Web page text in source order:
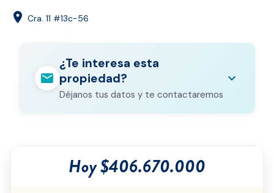
location_on Cra. 11 #13c-56
mail
¿Te interesa esta
propiedad?
Déjanos tus datos y te contactaremos
expand_more
Correo electrónicoHoy $406.670.000